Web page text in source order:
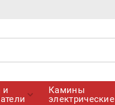
и
Камины
электрические